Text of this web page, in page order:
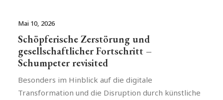
Mai 10, 2026
Schöpferische Zerstörung und
gesellschaftlicher Fortschritt –
Schumpeter revisited
Besonders im Hinblick auf die digitale
Transformation und die Disruption durch künstliche